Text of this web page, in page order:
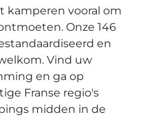
kamperen vooral om
Onze 146
en
Vind uw
en ga op
Franse regio's
midden in de